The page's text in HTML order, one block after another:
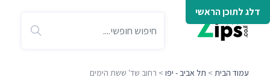
דלג לתוכן הראשי
עמוד הבית > תל אביב - יפו > רחוב שד' ששת הימים